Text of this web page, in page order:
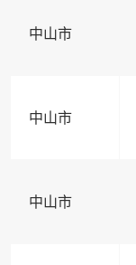
中山市
中山市
中山市